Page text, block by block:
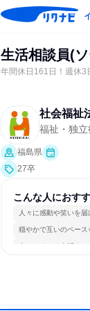
生活相談員(
年間休日161日！週休3
社会福祉
福祉・独
福島県
27卒
こんな人におす
人々に感動や笑いを届
穏やかで互いのペース
人とたくさん会話する